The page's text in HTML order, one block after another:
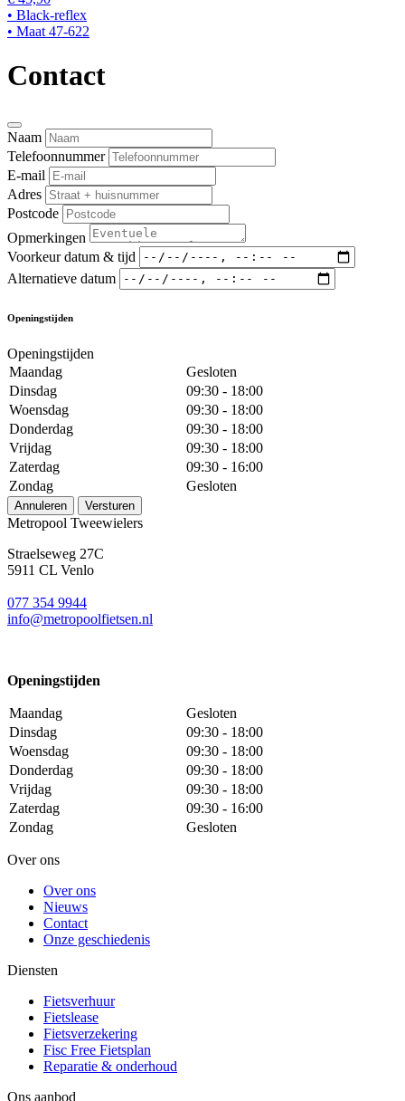
• Black-reflex
• Maat 47-622
Contact
Naam
Telefoonnummer
E-mail
Adres
Postcode
Opmerkingen
Voorkeur datum & tijd
Alternatieve datum
Openingstijden
Openingstijden
Maandag
Gesloten
Dinsdag
09:30 - 18:00
Woensdag
09:30 - 18:00
Donderdag
09:30 - 18:00
Vrijdag
09:30 - 18:00
Zaterdag
09:30 - 16:00
Zondag
Gesloten
Annuleren Versturen
Metropool Tweewielers
Straelseweg 27C
5911 CL Venlo
077 354 9944
info@metropoolfietsen.nl
Openingstijden
Maandag
Gesloten
Dinsdag
09:30 - 18:00
Woensdag
09:30 - 18:00
Donderdag
09:30 - 18:00
Vrijdag
09:30 - 18:00
Zaterdag
09:30 - 16:00
Zondag
Gesloten
Over ons
Over ons
Nieuws
Contact
Onze geschiedenis
Diensten
Fietsverhuur
Fietslease
Fietsverzekering
Fisc Free Fietsplan
Reparatie & onderhoud
Ons aanbod